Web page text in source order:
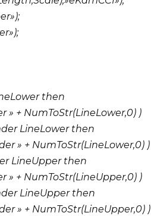
then
» + NumToStr(LineLower,0) )
LineLower then
» + NumToStr(LineLower,0) )
LineUpper then
» + NumToStr(LineUpper,0) )
LineUpper then
» + NumToStr(LineUpper,0) )